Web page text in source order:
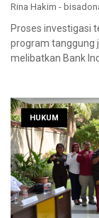
Rina Hakim -
Proses investigasi
program tanggung
melibatkan Bank
HUKUM